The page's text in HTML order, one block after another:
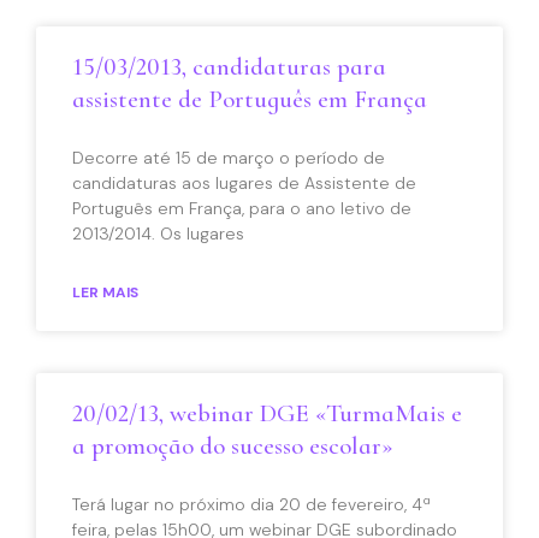
15/03/2013, candidaturas para
assistente de Português em França
Decorre até 15 de março o período de
candidaturas aos lugares de Assistente de
Português em França, para o ano letivo de
2013/2014. Os lugares
LER MAIS
20/02/13, webinar DGE «TurmaMais e
a promoção do sucesso escolar»
Terá lugar no próximo dia 20 de fevereiro, 4ª
feira, pelas 15h00, um webinar DGE subordinado